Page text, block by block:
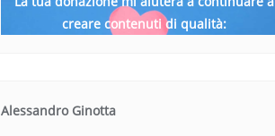
creare contenuti di qualità:
Alessandro Ginotta